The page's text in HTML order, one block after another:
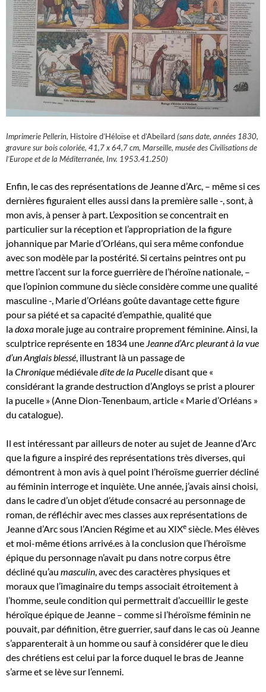
Imprimerie Pellerin, Histoire d’Héloïse et d’Abeilard(sans date, années 1830,
gravure sur bois coloriée, 41,7 x 64,7 cm, Marseille, musée des Civilisations de
l’Europe et de la Méditerranée, Inv. 1953.41.250)
Enfin, le cas des représentations de Jeanne d’Arc, – même si ces
dernières figuraient elles aussi dans la première salle -, sont, à
mon avis, à penser à part. L’exposition se concentrait en
particulier sur la réception et l’appropriation de la figure
johannique par Marie d’Orléans, qui sera même confondue
avec son modèle par la postérité. Si certains peintres ont pu
mettre l’accent sur la force guerrière de l’héroïne nationale, –
que l’opinion commune du siècle considère comme une qualité
masculine -, Marie d’Orléans goûte davantage cette figure
pour sa piété et sa capacité d’empathie, qualité que
ladoxa morale juge au contraire proprement féminine. Ainsi, la
sculptrice représente en 1834 une Jeanne d’Arc pleurant à la vue
d’un Anglais blessé, illustrant là un passage de
laChronique médiévaledite de la Pucelledisant que «
considérant la grande destruction d’Angloys se prist a plourer
la pucelle » (Anne Dion-Tenenbaum, article « Marie d’Orléans »
du catalogue).
Il est intéressant par ailleurs de noter au sujet de Jeanne d’Arc
que la figure a inspiré des représentations très diverses, qui
démontrent à mon avis à quel point l’héroïsme guerrier décliné
au féminin interroge et inquiète. Une année, j’avais ainsi choisi,
dans le cadre d’un objet d’étude consacré au personnage de
roman, de réfléchir avec mes classes aux représentations de
Jeanne d’Arc sous l’Ancien Régime et au XIXe siècle. Mes élèves
et moi-même étions arrivé.es à la conclusion que l’héroïsme
épique du personnage n’avait pu dans notre corpus être
décliné qu’au masculin, avec des caractères physiques et
moraux que l’imaginaire du temps associait étroitement à
l’homme, seule condition qui permettrait d’accueillir le geste
héroïque épique de Jeanne – comme si l’héroïsme féminin ne
pouvait, par définition, être guerrier, sauf dans le cas où Jeanne
s’apparenterait à un homme ou sauf à considérer que le dieu
des chrétiens est celui par la force duquel le bras de Jeanne
s’arme et se lève sur l’ennemi.